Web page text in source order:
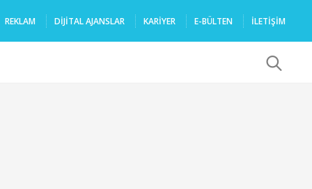
REKLAM DIJITAL AJANSLAR KARIYER E-BÜLTEN İLETİŞİM